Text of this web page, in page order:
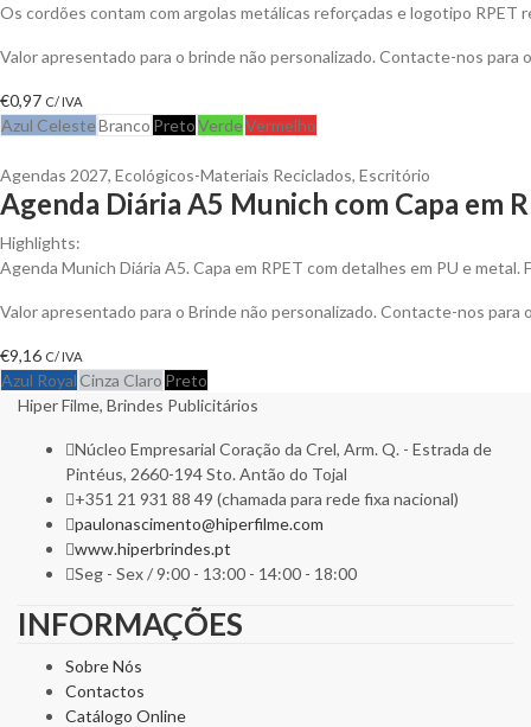
Os cordões contam com argolas metálicas reforçadas e logotipo RPET
Valor apresentado para o brinde não personalizado. Contacte-nos
€0,97 C/ IVA
Azul CelesteBranco PretoVerdeVermelho
Agendas 2027, Ecológicos-Materiais Reciclados, Escritório
Agenda Diária A5 Munich com Capa em
Highlights:
Agenda Munich Diária A5. Capa em RPET com detalhes em PU e metal.
Valor apresentado para o Brinde não personalizado. Contacte-nos
€9,16 C/ IVA
Azul Royal Cinza Claro Preto
Hiper Filme, Brindes Publicitários
Núcleo Empresarial Coração da Crel, Arm. Q. - Estrada de
Pintéus, 2660-194 Sto. Antão do Tojal
+351 21 931 88 49 (chamada para rede fixa nacional)
paulonascimento@hiperfilme.com
www.hiperbrindes.pt
Seg - Sex / 9:00 - 13:00 - 14:00 - 18:00
INFORMAÇÕES
Sobre Nós
Contactos
Catálogo Online